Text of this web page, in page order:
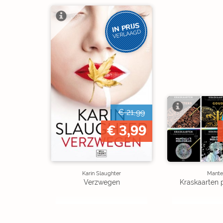
IN PRIJS
VERLAAGD
€ 21,99
€ 3,99
Karin Slaughter
Verzwegen Kraskaarten